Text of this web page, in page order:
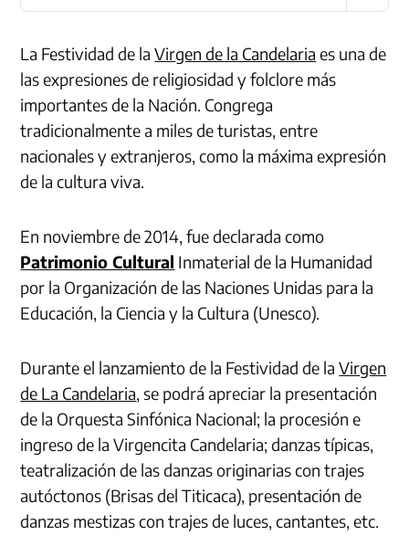
La Festividad de laVirgen de la Candelaria es una de
las expresiones de religiosidad y folclore más
importantes de la Nación. Congrega
tradicionalmente a miles de turistas, entre
nacionales y extranjeros, como la máxima expresión
de la cultura viva.
En noviembre de 2014, fue declarada como
Patrimonio Cultural Inmaterial de la Humanidad
por la Organización de las Naciones Unidas para la
Educación, la Ciencia y la Cultura (Unesco).
Durante el lanzamiento de la Festividad de laVirgen
de La Candelaria, se podrá apreciar la presentación
de la Orquesta Sinfónica Nacional; la procesión e
ingreso de la Virgencita Candelaria; danzas típicas,
teatralización de las danzas originarias con trajes
autóctonos (Brisas del Titicaca), presentación de
danzas mestizas con trajes de luces, cantantes, etc.